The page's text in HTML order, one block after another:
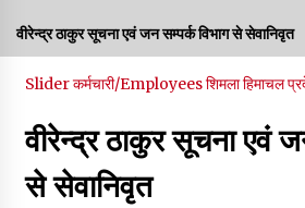
हमीरपुर के बड़सर में मनाया जाएगा
सुक्खू करेंगे ध्वजारोहण
वन विभाग के एक हजार खिलाड़ी
तक आयोजित होगी 27वीं वार्षिक
07/08/2026
वीरेन्द्र ठाकुर सूचना एवं जन सम्पर्क विभाग से सेवानिवृत
Sliderकर्मचारी/Employeesशिमलाहिमाचल
वीरेन्द्र ठाकुर सूचना एवं
से सेवानिवृत